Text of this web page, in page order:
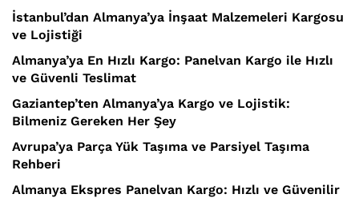
İstanbul’dan Almanya’ya İnşaat Malzemeleri Kargosu
ve Lojistiği
Almanya’ya En Hızlı Kargo: Panelvan Kargo ile Hızlı
ve Güvenli Teslimat
Gaziantep’ten Almanya’ya Kargo ve Lojistik:
Bilmeniz Gereken Her Şey
Avrupa’ya Parça Yük Taşıma ve Parsiyel Taşıma
Rehberi
Almanya Ekspres Panelvan Kargo: Hızlı ve Güvenilir